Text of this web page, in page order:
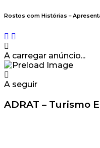
Rostos com Histórias –
A carregar anúncio...
A seguir
ADRAT – Turismo